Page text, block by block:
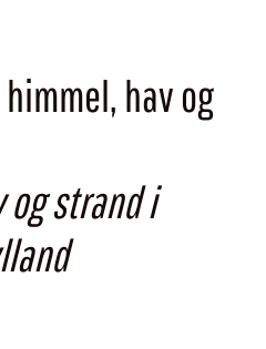
hav og
og strand i